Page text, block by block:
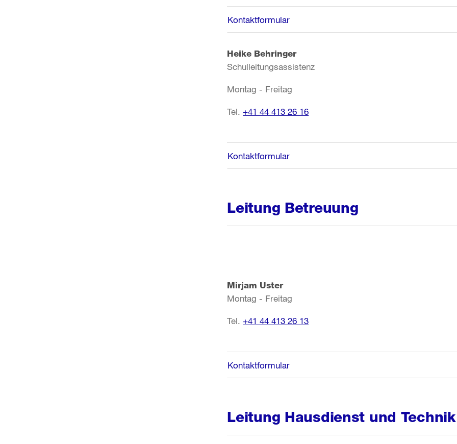
Kontaktformular
Heike Behringer
Schulleitungsassistenz
Montag - Freitag
Tel.+41 44 413 26 16
Kontaktformular
Leitung Betreuung
Mirjam Uster
Montag - Freitag
Tel.+41 44 413 26 13
Kontaktformular
Leitung Hausdienst und Technik